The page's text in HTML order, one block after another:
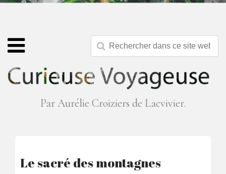
Par Aurélie Croiziers de Lacvivier.
Le sacré des montagnes